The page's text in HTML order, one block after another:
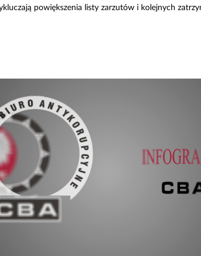
powiększenia listy zarzutów i kolejnych